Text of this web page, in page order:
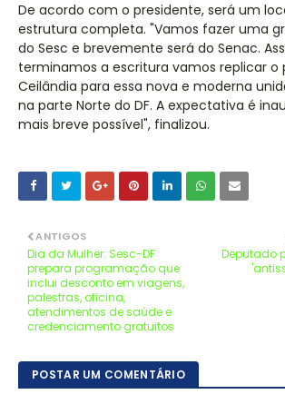
De acordo com o presidente, será um
estrutura completa. "Vamos fazer uma
do Sesc e brevemente será do Senac.
terminamos a escritura vamos replicar o
Ceilândia para essa nova e moderna
na parte Norte do DF. A expectativa é
mais breve possível", finalizou.
Deputado
ANTIGOS
Dia da Mulher: Sesc-DF
prepara programação que
inclui desconto em viagens,
palestras, oficina,
atendimentos de saúde e
credenciamento gratuitos
POSTAR UM COMENTÁRIO